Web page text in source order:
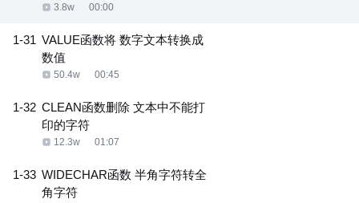
3.8w 00:00
1-31 VALUE函数将 数字文本转换成
数值
50.4w 00:45
1-32 CLEAN函数删除 文本中不能打
印的字符
12.3w 01:07
1-33 WIDECHAR函数 半角字符转全
角字符